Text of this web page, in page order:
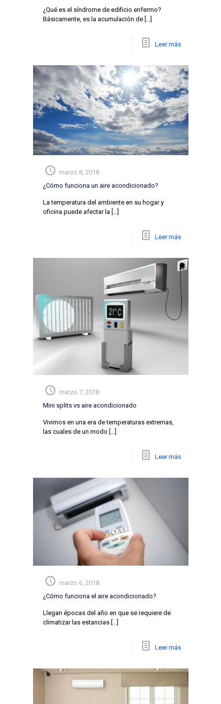
¿Qué es el síndrome de edificio enfermo?
Básicamente, es la acumulación de[…]
Leer más
marzo 8, 2018
¿Cómo funciona un aire acondicionado?
La temperatura del ambiente en su hogar y
oficina puede afectar la[…]
Leer más
marzo 7, 2018
Mini splits vs aire acondicionado
Vivimos en una era de temperaturas extremas,
las cuales de un modo
Leer más
marzo 6, 2018
¿Cómo funciona el aire acondicionado?
Llegan épocas del año en que se requiere de
climatizar las estancias[…]
Leer más